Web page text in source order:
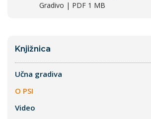
Gradivo | PDF 1 MB
Knjižnica
Učna gradiva
O PSI
Video